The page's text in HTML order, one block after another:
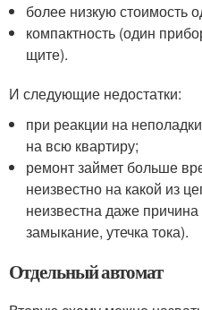
более низкую стоимость
компактность (один
щите).
И следующие недостатки:
при реакции на
на всю квартиру;
ремонт займет больше
неизвестно на какой из
неизвестна даже
замыкание, утечка тока).
Отдельный автомат